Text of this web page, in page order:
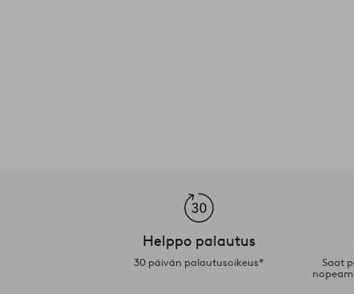
Helppo palautus
30 päivän palautusoikeus*
Saat